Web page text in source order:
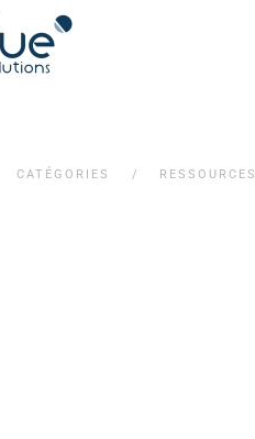
CATÉGORIES RESSOURCES